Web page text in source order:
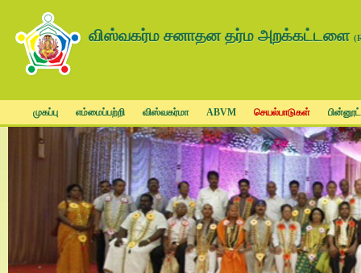
விஸ்வகர்ம சனாதன தர்ம அறக்கட்டளை
முகப்பு எம்மைப்பற்றி விஸ்வகர்மா ABVM செயல்பாடுகள்